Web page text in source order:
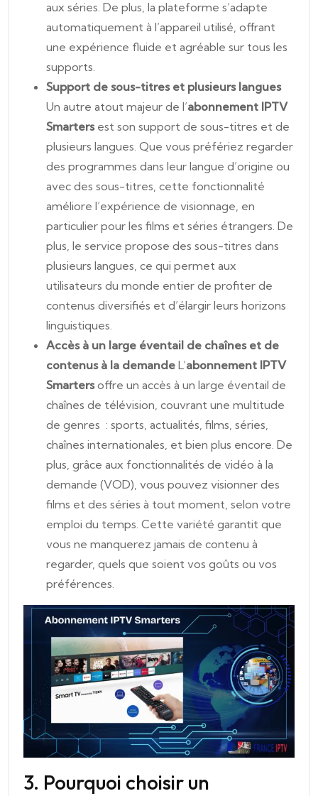
aux séries. De plus, la plateforme s’adapte
automatiquement à l’appareil utilisé, offrant
une expérience fluide et agréable sur tous les
supports.
Support de sous-titres et plusieurs langues
Un autre atout majeur de l’abonnement IPTV
Smartersest son support de sous-titres et de
plusieurs langues. Que vous préfériez regarder
des programmes dans leur langue d’origine ou
avec des sous-titres, cette fonctionnalité
améliore l’expérience de visionnage, en
particulier pour les films et séries étrangers. De
plus, le service propose des sous-titres dans
plusieurs langues, ce qui permet aux
utilisateurs du monde entier de profiter de
contenus diversifiés et d’élargir leurs horizons
linguistiques.
Accès à un large éventail de chaînes et de
contenus à la demande L’abonnement IPTV
Smartersoffre un accès à un large éventail de
chaînes de télévision, couvrant une multitude
de genres : sports, actualités, films, séries,
chaînes internationales, et bien plus encore. De
plus, grâce aux fonctionnalités de vidéo à la
demande (VOD), vous pouvez visionner des
films et des séries à tout moment, selon votre
emploi du temps. Cette variété garantit que
vous ne manquerez jamais de contenu à
regarder, quels que soient vos goûts ou vos
préférences.
3. Pourquoi choisir un